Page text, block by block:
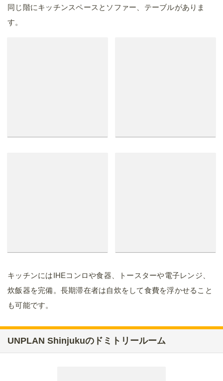
同じ階にキッチンスペースとソファー、テーブルがありま
す。
キッチンにはIHEコンロや食器、トースターや電子レンジ、
炊飯器を完備。長期滞在者は自炊をして食費を浮かせること
も可能です。
UNPLAN Shinjukuのドミトリールーム